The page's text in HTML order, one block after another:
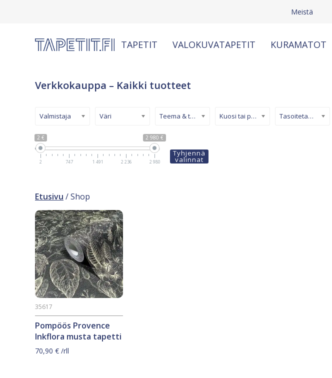
Meistä
TAPETIT VALOKUVATAPETIT KURAMATOT
Verkkokauppa – Kaikki tuotteet
2 € 2 980 €
2 747 1 491 2 236 2 980
Valmistaja Väri Teema & tyyli Kuosi tai pinta Tasoitetapetti
Tyhjennä
valinnat
Etusivu / Shop
Pompöös Provence
Inkflora musta tapetti
35617
70,90 € /rll